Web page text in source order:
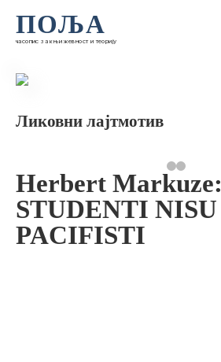
ПОЉА
часопис за књижевност и теорију
Ликовни лајтмотив
Herbert Markuze:
STUDENTI NISU
PACIFISTI